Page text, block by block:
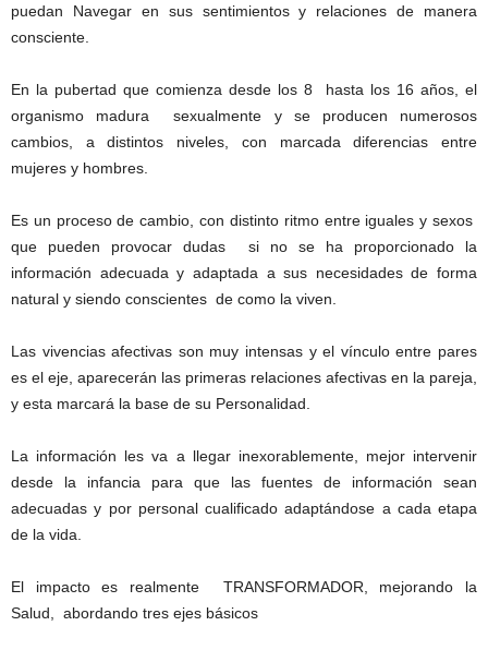
puedan Navegar en sus sentimientos y relaciones de manera
consciente.
En la pubertad que comienza desde los 8 hasta los 16 años, el
organismo madura sexualmente y se producen numerosos
cambios, a distintos niveles, con marcada diferencias entre
mujeres y hombres.
Es un proceso de cambio, con distinto ritmo entre iguales y sexos
que pueden provocar dudas si no se ha proporcionado la
información adecuada y adaptada a sus necesidades de forma
natural y siendo conscientes de como la viven.
Las vivencias afectivas son muy intensas y el vínculo entre pares
es el eje, aparecerán las primeras relaciones afectivas en la pareja,
y esta marcará la base de su Personalidad.
La información les va a llegar inexorablemente, mejor intervenir
desde la infancia para que las fuentes de información sean
adecuadas y por personal cualificado adaptándose a cada etapa
de la vida.
El impacto es realmente TRANSFORMADOR, mejorando la
Salud, abordando tres ejes básicos